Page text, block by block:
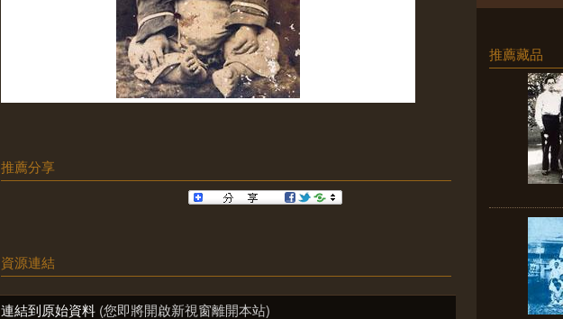
推薦分享
資源連結
連結到原始資料 (您即將開啟新視窗離開本站)
推薦藏品